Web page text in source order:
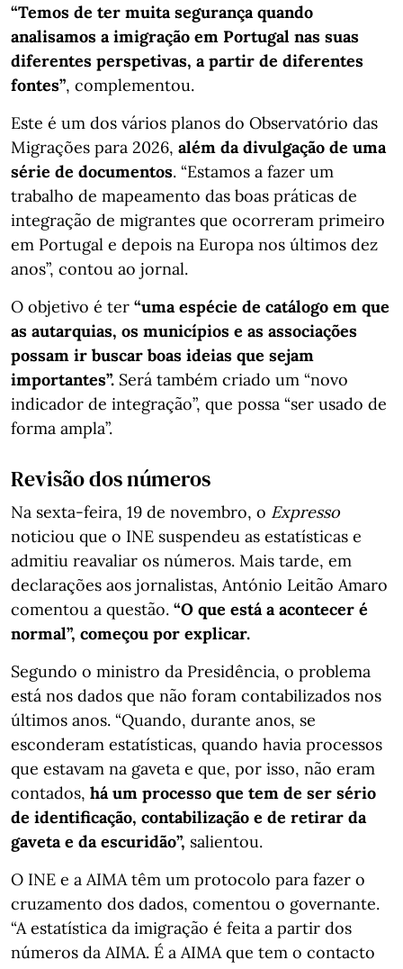
“Temos de ter muita segurança quando
analisamos a imigração em Portugal nas suas
diferentes perspetivas, a partir de diferentes
fontes”, complementou.
Este é um dos vários planos do Observatório das
Migrações para 2026, além da divulgação de uma
série de documentos. “Estamos a fazer um
trabalho de mapeamento das boas práticas de
integração de migrantes que ocorreram primeiro
em Portugal e depois na Europa nos últimos dez
anos”, contou ao jornal.
O objetivo é ter “uma espécie de catálogo em que
as autarquias, os municípios e as associações
possam ir buscar boas ideias que sejam
importantes”. Será também criado um “novo
indicador de integração”, que possa “ser usado de
forma ampla”.
Revisão dos números
Na sexta-feira, 19 de novembro, o Expresso
noticiou que o INE suspendeu as estatísticas e
admitiu reavaliar os números. Mais tarde, em
declarações aos jornalistas, António Leitão Amaro
comentou a questão. “O que está a acontecer é
normal”, começou por explicar.
Segundo o ministro da Presidência, o problema
está nos dados que não foram contabilizados nos
últimos anos. “Quando, durante anos, se
esconderam estatísticas, quando havia processos
que estavam na gaveta e que, por isso, não eram
contados, há um processo que tem de ser sério
de identificação, contabilização e de retirar da
gaveta e da escuridão”, salientou.
O INE e a AIMA têm um protocolo para fazer o
cruzamento dos dados, comentou o governante.
“A estatística da imigração é feita a partir dos
números da AIMA. É a AIMA que tem o contacto